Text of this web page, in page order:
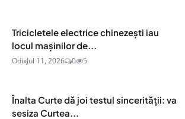
Tricicletele electrice chinezești iau
locul mașinilor de...
OdixJul 11, 2026 0 5
Înalta Curte dă joi testul sincerității: va
sesiza Curtea...